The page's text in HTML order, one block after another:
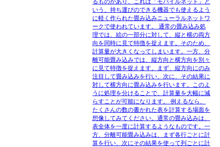
るものがあり、これは「モバイルネット」と
いう、持ち運びのできる機器でも使えるよう
に軽く作られた畳み込みニューラルネットワ
ークで使われています。 通常の畳み込み処
理では、絵の一部分に対して、縦と横の両方
向を同時に見て特徴を捉えます。そのため、
計算量が大きくなってしまいます。一方、分
離可能畳み込みでは、縦方向と横方向を別々
に見て特徴を捉えます。まず、縦方向にのみ
注目して畳み込みを行い、次に、その結果に
対して横方向に畳み込みを行います。このよ
うに処理を分けることで、計算量を大幅に減
らすことが可能になります。 例えるなら、
たくさんの数の書かれた表を計算する場面を
想像してみてください。通常の畳み込みは、
表全体を一度に計算するようなものです。一
方、分離可能畳み込みは、まず各行ごとに計
算を行い、次にその結果を使って列ごとに計